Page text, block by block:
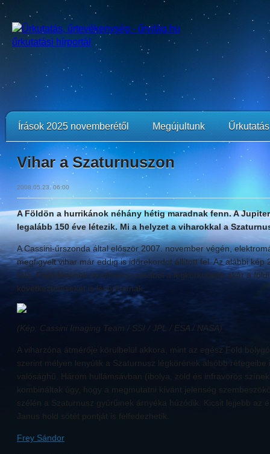
Írások 2025 novemberétől Megújultunk
Vihar a Szaturnuszon
2008.05.23. 06:00
A Földön a hurrikánok néhány hétig maradnak fenn. A
legalább 150 éve létezik. Mi a helyzet a viharokkal a
A Cassini-űrszonda által először 2007. november végén,
megfigyelt vihar már eddig is időrekordot állított fel. Az alábbi kép
róla. Fejlődésének tanulmányozásából a légkörkutatók akár a
következtetéseket is levonhatnak.
(Kép: Cassini Imaging Team / SSI / JPL / ESA / NASA)
A viharzóna átmérője körülbelül akkora, mint az egész Föld
szerint mélyen lenyúlik a Szaturnusz légkörének alsóbb rétegeibe
valósághű. Három hullámsávban (ibolya, zöld és infravörös
kombináltak úgy, hogy a megmutatni kívánt jelenség
szélén a Szaturnusz gyűrűinek árnyéka húzódik. Kicsit lejjebb az
Janus hold sötét pontját is felfedezhetik.
Frey Sándor